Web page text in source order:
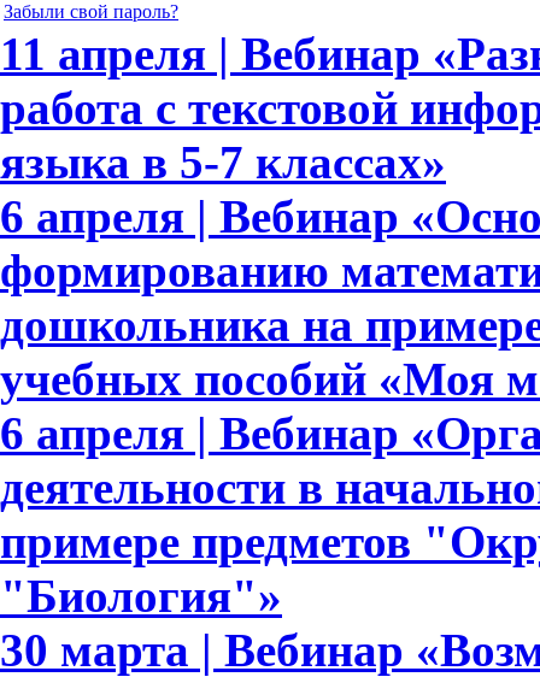
Забыли свой пароль?
11 апреля | Вебинар
работа с текстовой
языка в 5-7 классах»
6 апреля | Вебинар
формированию
дошкольника на
учебных пособий «Моя
6 апреля | Вебинар
деятельности в
примере предметов
"Биология"»
30 марта | Вебинар